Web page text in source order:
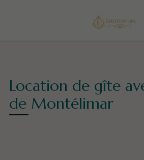
Location de gîte
de Montélimar